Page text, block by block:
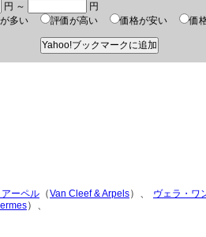
円 ～
円
が多い 評価が高い 価格が安い 価
ーペル （Van Cleef & Arpels）、 ヴェラ・ワ
）、